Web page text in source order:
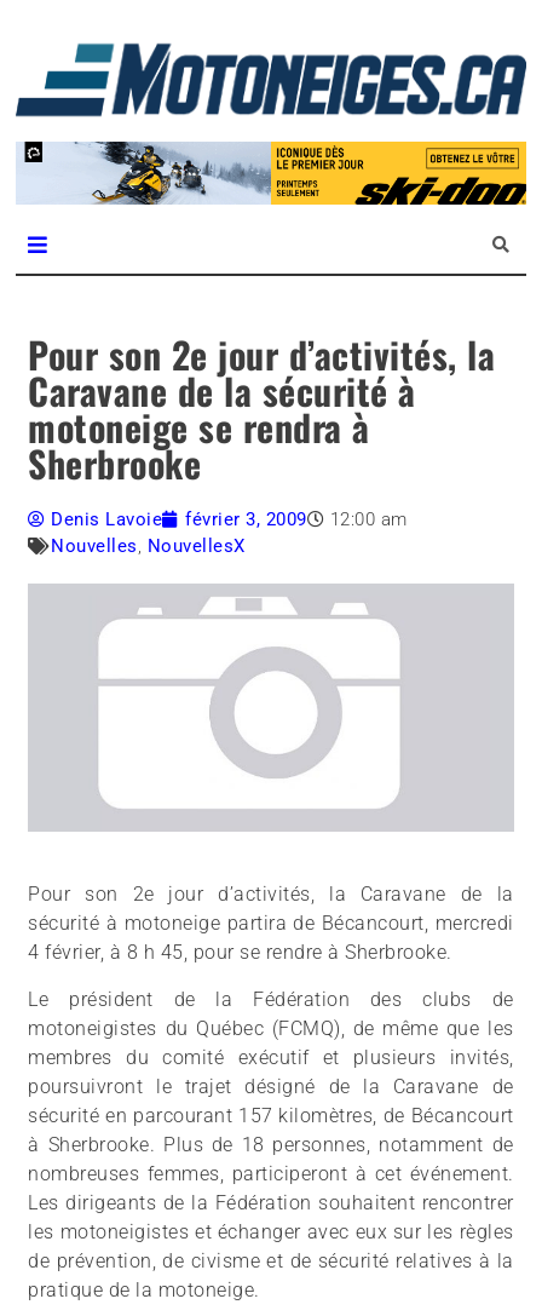
Magazine Motoneiges.ca
Pour son 2e jour d’activités, la
Caravane de la sécurité à
motoneige se rendra à
Sherbrooke
Denis Lavoie février 3, 2009
12:00 am
Nouvelles, NouvellesX
Pour son 2e jour d’activités, la Caravane de la
sécurité à motoneige partira de Bécancourt, mercredi
4 février, à 8 h 45, pour se rendre à Sherbrooke.
Le président de la Fédération des clubs de
motoneigistes du Québec (FCMQ), de même que les
membres du comité exécutif et plusieurs invités,
poursuivront le trajet désigné de la Caravane de
sécurité en parcourant 157 kilomètres, de Bécancourt
à Sherbrooke. Plus de 18 personnes, notamment de
nombreuses femmes, participeront à cet événement.
Les dirigeants de la Fédération souhaitent rencontrer
les motoneigistes et échanger avec eux sur les règles
de prévention, de civisme et de sécurité relatives à la
pratique de la motoneige.